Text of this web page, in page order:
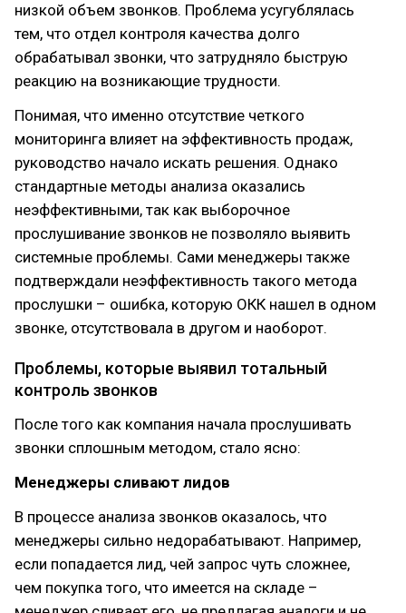
низкой объем звонков. Проблема усугублялась
тем, что отдел контроля качества долго
обрабатывал звонки, что затрудняло быструю
реакцию на возникающие трудности.
Понимая, что именно отсутствие четкого
мониторинга влияет на эффективность продаж,
руководство начало искать решения. Однако
стандартные методы анализа оказались
неэффективными, так как выборочное
прослушивание звонков не позволяло выявить
системные проблемы. Сами менеджеры также
подтверждали неэффективность такого метода
прослушки – ошибка, которую ОКК нашел в одном
звонке, отсутствовала в другом и наоборот.
Проблемы, которые выявил тотальный
контроль звонков
После того как компания начала прослушивать
звонки сплошным методом, стало ясно:
Менеджеры сливают лидов
В процессе анализа звонков оказалось, что
менеджеры сильно недорабатывают. Например,
если попадается лид, чей запрос чуть сложнее,
чем покупка того, что имеется на складе –